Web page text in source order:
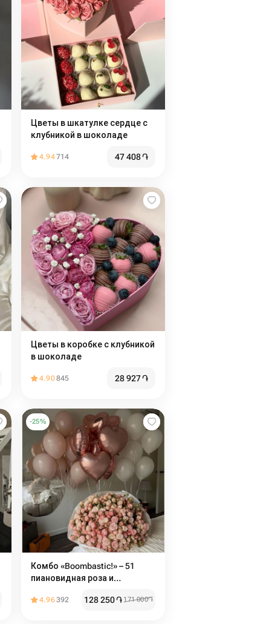
Цветы в шкатулке сердце с
клубникой в шоколаде
4.94714 47 408֏
Цветы в коробке с клубникой
в шоколаде
4.90845 28 927֏
-25%
Комбо «Boombastic!» – 51
пиановидная роза и
4.96392 128 250֏ 171 000֏